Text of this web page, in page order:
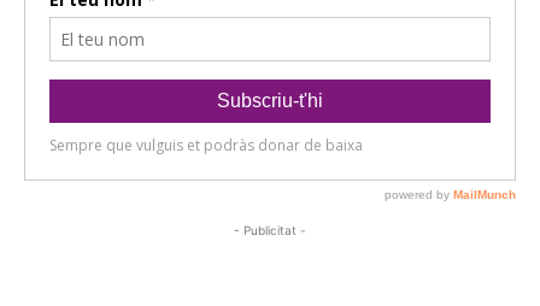
- Publicitat -